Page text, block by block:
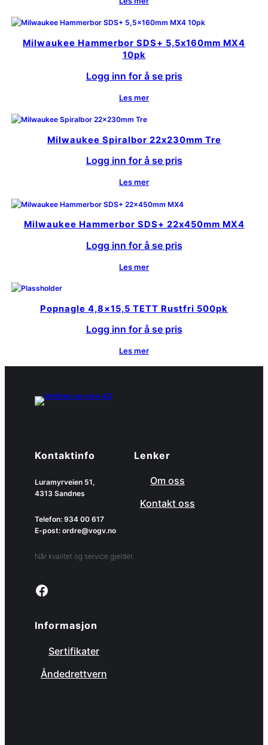
Milwaukee Hammerbor SDS+ 5,5x160mm MX4
10pk
Logg inn for å se pris
Les mer
Milwaukee Spiralbor 22x230mm Tre
Logg inn for å se pris
Les mer
Milwaukee Hammerbor SDS+ 22x450mm MX4
Logg inn for å se pris
Les mer
Popnagle 4,8×15,5 TETT Rustfri 500pk
Logg inn for å se pris
Les mer
Kontaktinfo
Luramyrveien 51,
4313 Sandnes
Telefon: 934 00 617
E-post: ordre@vogv.no
Når kvalitet og service gjelder.
Link to facebook page
Lenker
Om oss
Kontakt oss
Informasjon
Sertifikater
Åndedrettvern